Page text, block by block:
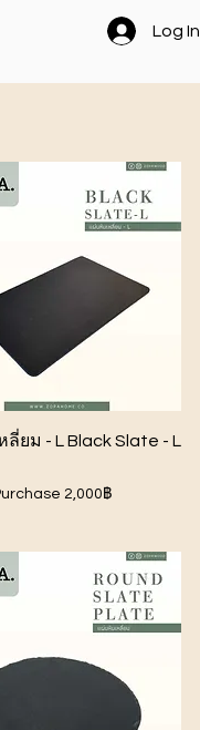
Log In
ดูข้อมูลด่วน
ลี่ยม - L Black Slate - L
2,000฿